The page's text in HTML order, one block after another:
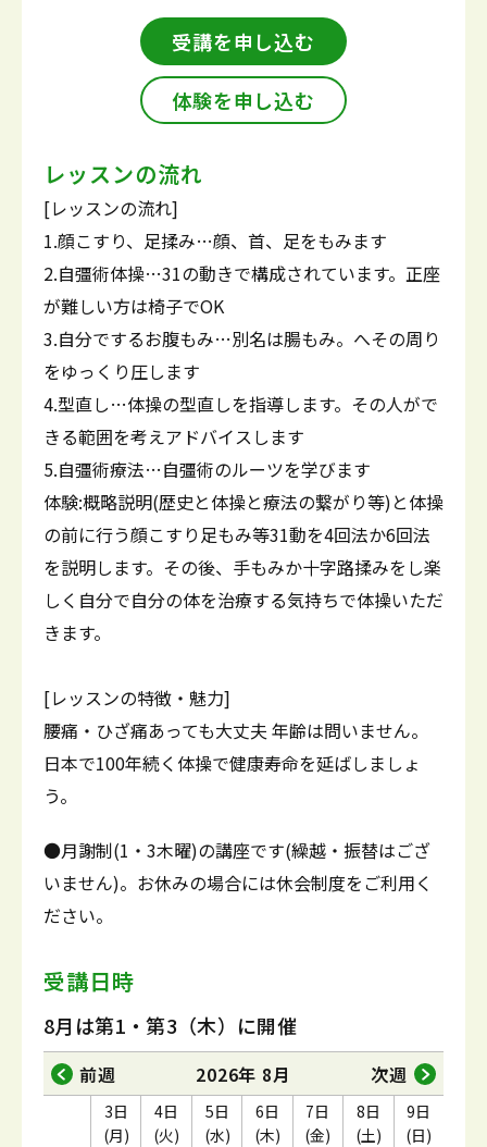
受講を申し込む
体験を申し込む
レッスンの流れ
[レッスンの流れ]
1.顔こすり、足揉み…顔、首、足をもみます
2.自彊術体操…31の動きで構成されています。正座
が難しい方は椅子でOK
3.自分でするお腹もみ…別名は腸もみ。へその周り
をゆっくり圧します
4.型直し…体操の型直しを指導します。その人がで
きる範囲を考えアドバイスします
5.自彊術療法…自彊術のルーツを学びます
体験:概略説明(歴史と体操と療法の繋がり等)と体操
の前に行う顔こすり足もみ等31動を4回法か6回法
を説明します。その後、手もみか十字路揉みをし楽
しく自分で自分の体を治療する気持ちで体操いただ
きます。
[レッスンの特徴・魅力]
腰痛・ひざ痛あっても大丈夫 年齢は問いません。
日本で100年続く体操で健康寿命を延ばしましょ
う。
●月謝制(1・3木曜)の講座です(繰越・振替はござ
いません)。お休みの場合には休会制度をご利用く
ださい。
受講日時
8月は第1・第3（木）に開催
前週 2026年 8月 次週
3日
(月)
4日
(火)
5日
(水)
6日
(木)
7日
(金)
8日
(土)
9日
(日)